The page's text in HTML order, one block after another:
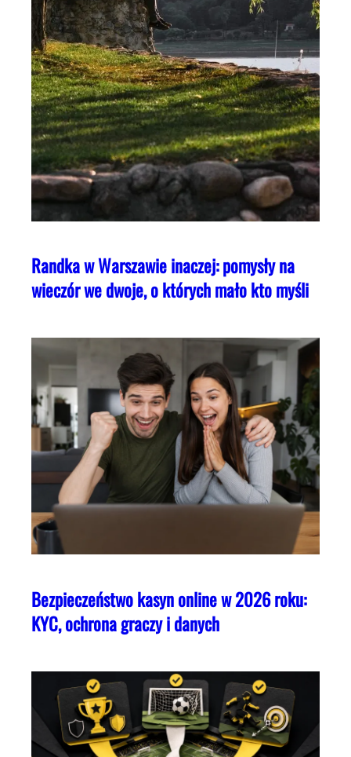
Randka w Warszawie inaczej: pomysły na
wieczór we dwoje, o których mało kto myśli
Bezpieczeństwo kasyn online w 2026 roku:
KYC, ochrona graczy i danych